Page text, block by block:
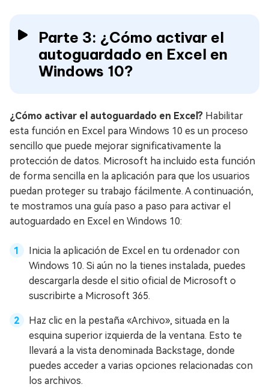
Parte 3: ¿Cómo activar el
autoguardado en Excel en
Windows 10?
¿Cómo activar el autoguardado en Excel? Habilitar
esta función en Excel para Windows 10 es un proceso
sencillo que puede mejorar significativamente la
protección de datos. Microsoft ha incluido esta función
de forma sencilla en la aplicación para que los usuarios
puedan proteger su trabajo fácilmente. A continuación,
te mostramos una guía paso a paso para activar el
autoguardado en Excel en Windows 10:
Inicia la aplicación de Excel en tu ordenador con
Windows 10. Si aún no la tienes instalada, puedes
descargarla desde el sitio oficial de Microsoft o
suscribirte a Microsoft 365.
Haz clic en la pestaña «Archivo», situada en la
esquina superior izquierda de la ventana. Esto te
llevará a la vista denominada Backstage, donde
puedes acceder a varias opciones relacionadas con
los archivos.